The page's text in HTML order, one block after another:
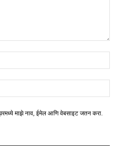
माझे नाव, ईमेल आणि वेबसाइट जतन करा.